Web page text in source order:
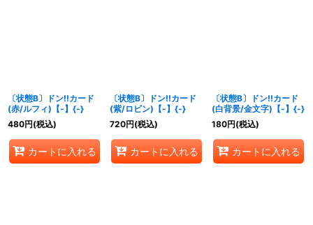
〔状態B〕ドン!!カード
(赤/ルフィ)【-】{-}
480円(税込)
カートに入れる
〔状態B〕ドン!!カード
(紫/ロビン)【-】{-}
720円(税込)
カートに入れる
〔状態B〕ドン!!カード
(白背景/金文字)【-】{-}
180円(税込)
カートに入れる